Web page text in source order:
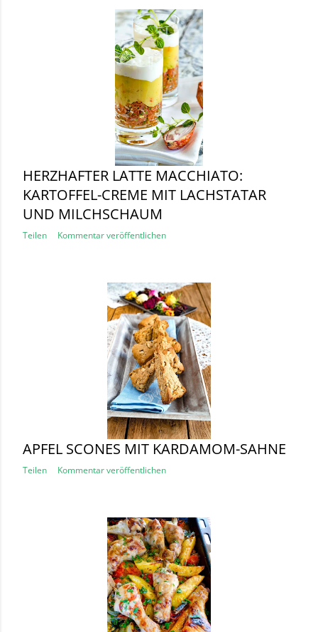
HERZHAFTER LATTE MACCHIATO:
KARTOFFEL-CREME MIT LACHSTATAR
UND MILCHSCHAUM
Teilen Kommentar veröffentlichen
APFEL SCONES MIT KARDAMOM-SAHNE
Teilen Kommentar veröffentlichen